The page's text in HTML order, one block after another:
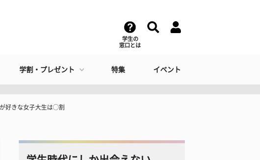
学生の
窓口とは
学割・プレゼント 特集 イベント
好きな女子大生は◯割